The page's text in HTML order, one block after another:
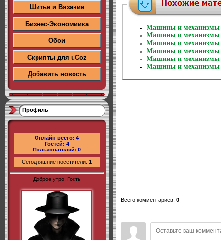
Шитье и Вязание
Бизнес-Экономиика
Обои
Скрипты для uCoz
Добавить новость
Профиль
Онлайн всего: 4
Гостей: 4
Пользователей: 0
Сегодняшние посетители: 1
Доброе утро, Гость
Машины и механизмы
Машины и механизмы
Машины и механизмы
Машины и механизмы
Машины и механизмы
Машины и механизмы
Всего комментариев: 0